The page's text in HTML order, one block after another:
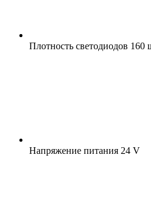
Плотность светодиодов 160
Напряжение питания 24 V